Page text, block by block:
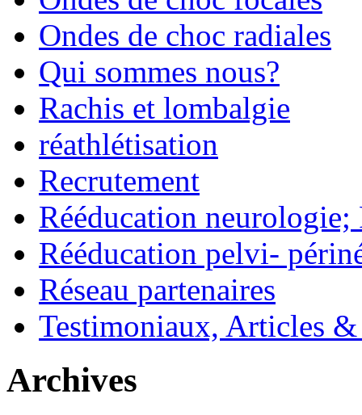
Ondes de choc radiales
Qui sommes nous?
Rachis et lombalgie
réathlétisation
Recrutement
Rééducation
Rééducation pelvi-
Réseau partenaires
Testimoniaux, Articles
Archives